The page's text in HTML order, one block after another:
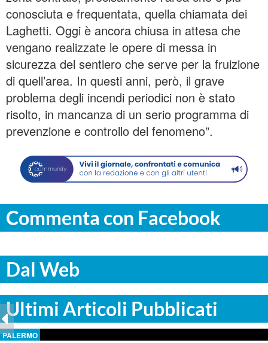
conosciuta e frequentata, quella chiamata dei
Laghetti. Oggi è ancora chiusa in attesa che
vengano realizzate le opere di messa in
sicurezza del sentiero che serve per la fruizione
di quell’area. In questi anni, però, il grave
problema degli incendi periodici non è stato
risolto, in mancanza di un serio programma di
prevenzione e controllo del fenomeno”.
Commenta con Facebook
Dal Web
Ultimi Articoli Pubblicati
PALERMO